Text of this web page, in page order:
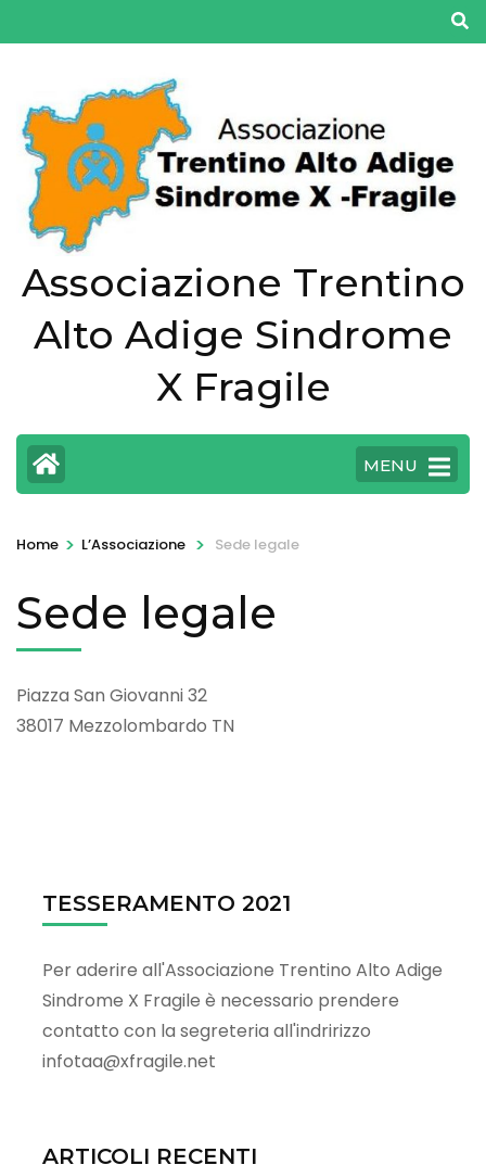
al
(premi
Invio)
Associazione Trentino
Alto Adige Sindrome
X Fragile
MENU
Home > L’Associazione > Sede legale
Sede legale
Piazza San Giovanni 32
38017 Mezzolombardo TN
TESSERAMENTO 2021
Per aderire all'Associazione Trentino Alto Adige
Sindrome X Fragile è necessario prendere
contatto con la segreteria all'indririzzo
infotaa@xfragile.net
ARTICOLI RECENTI